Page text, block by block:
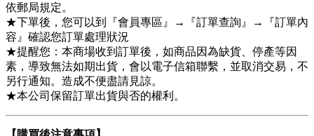
依郵局規定。
★下單後，您可以到『會員專區』→『訂單查詢』→『訂單內
容』確認您訂單處理狀況
★提醒您：本商場收到訂單後，如商品因為缺貨、停產等因
素，導致無法如期出貨，會以電子信箱聯繫，並取消交易，不
另行通知。造成不便盡請見諒。
★本公司保留訂單出貨與否的權利。